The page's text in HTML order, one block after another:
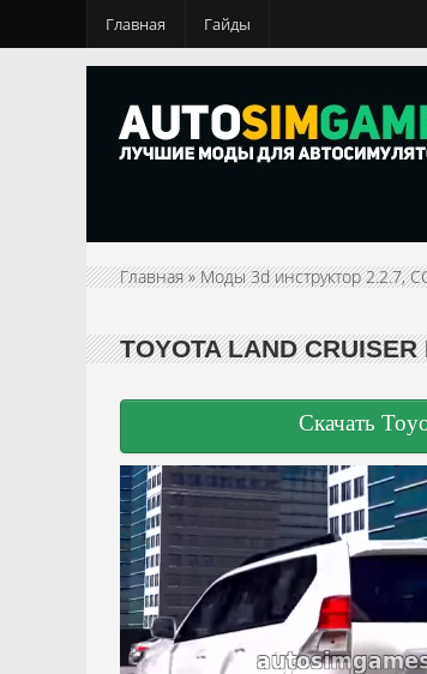
Главная Гайды
Главная»Моды 3d инструктор 2.2.7,
TOYOTA LAND
Скачать